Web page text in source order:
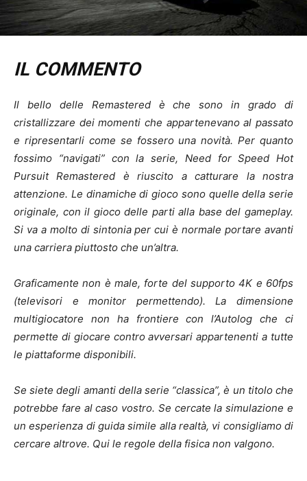
IL COMMENTO
Il bello delle Remastered è che sono in grado di
cristallizzare dei momenti che appartenevano al passato
e ripresentarli come se fossero una novità. Per quanto
fossimo “navigati” con la serie, Need for Speed Hot
Pursuit Remastered è riuscito a catturare la nostra
attenzione. Le dinamiche di gioco sono quelle della serie
originale, con il gioco delle parti alla base del gameplay.
Si va a molto di sintonia per cui è normale portare avanti
una carriera piuttosto che un’altra.
Graficamente non è male, forte del supporto 4K e 60fps
(televisori e monitor permettendo). La dimensione
multigiocatore non ha frontiere con l’Autolog che ci
permette di giocare contro avversari appartenenti a tutte
le piattaforme disponibili.
Se siete degli amanti della serie “classica”, è un titolo che
potrebbe fare al caso vostro. Se cercate la simulazione e
un esperienza di guida simile alla realtà, vi consigliamo di
cercare altrove. Qui le regole della fisica non valgono.